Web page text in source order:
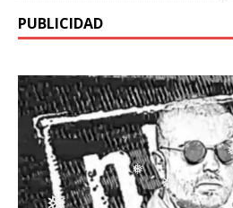
PUBLICIDAD